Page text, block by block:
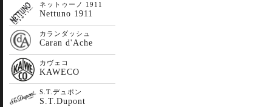
ネットゥーノ 1911
Nettuno 1911
カランダッシュ
Caran d'Ache
カヴェコ
KAWECO
S.T.デュポン
S.T.Dupont